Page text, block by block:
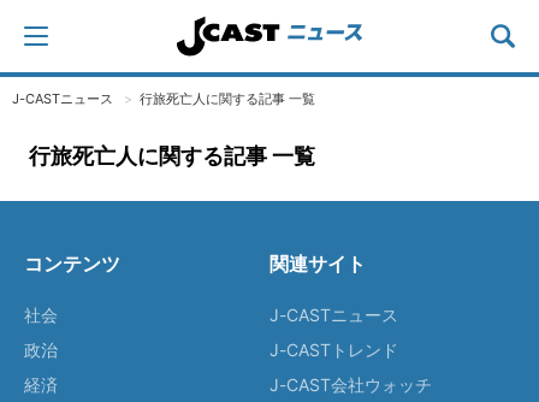
J-CASTニュース 行旅死亡人に関する記事 一覧
行旅死亡人に関する記事 一覧
コンテンツ
社会
政治
経済
関連サイト
J-CASTニュース
J-CASTトレンド
J-CAST会社ウォッチ